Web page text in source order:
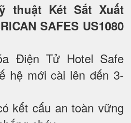
thuật Két Sắt Xuất
SAFES US1080
Điện Tử Hotel Safe
hệ mới cài lên đến 3-
kết cấu an toàn vững